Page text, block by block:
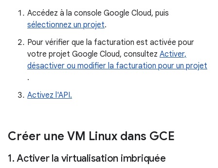
Accédez à la console Google Cloud, puis
sélectionnez un projet.
Pour vérifier que la facturation est activée pour
votre projet Google Cloud, consultez Activer,
désactiver ou modifier la facturation pour un projet
.
Activez l'API.
Créer une VM Linux dans GCE
1. Activer la virtualisation imbriquée